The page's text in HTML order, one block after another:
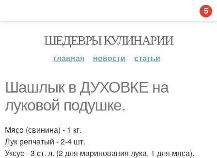
ШЕДЕВРЫ КУЛИНАРИИ
главная новости статьи
Шашлык в ДУХОВКЕ на
луковой подушке.
Мясо (свинина) - 1 кг.
Лук репчатый - 2-4 шт.
Уксус - 3 ст. л. (2 для маринования лука, 1 для мяса).
5